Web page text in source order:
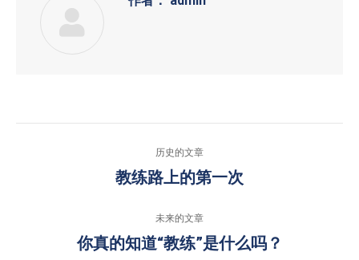
历史的文章
历
的
文
教练路上的第一次
未来的文章
未
你真的知道“教练”是什么吗？